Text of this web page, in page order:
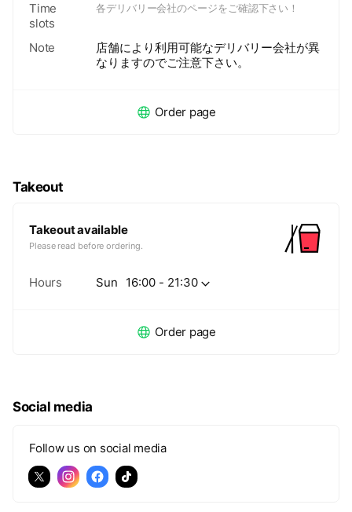
Time
slots
各デリバリー会社のページをご確認下さい！
Note
店舗により利用可能なデリバリー会社が異
なりますのでご注意下さい。
Order page
Takeout
Takeout available
Please read before ordering.
Hours Sun 16:00 - 21:30
Order page
Social media
Follow us on social media